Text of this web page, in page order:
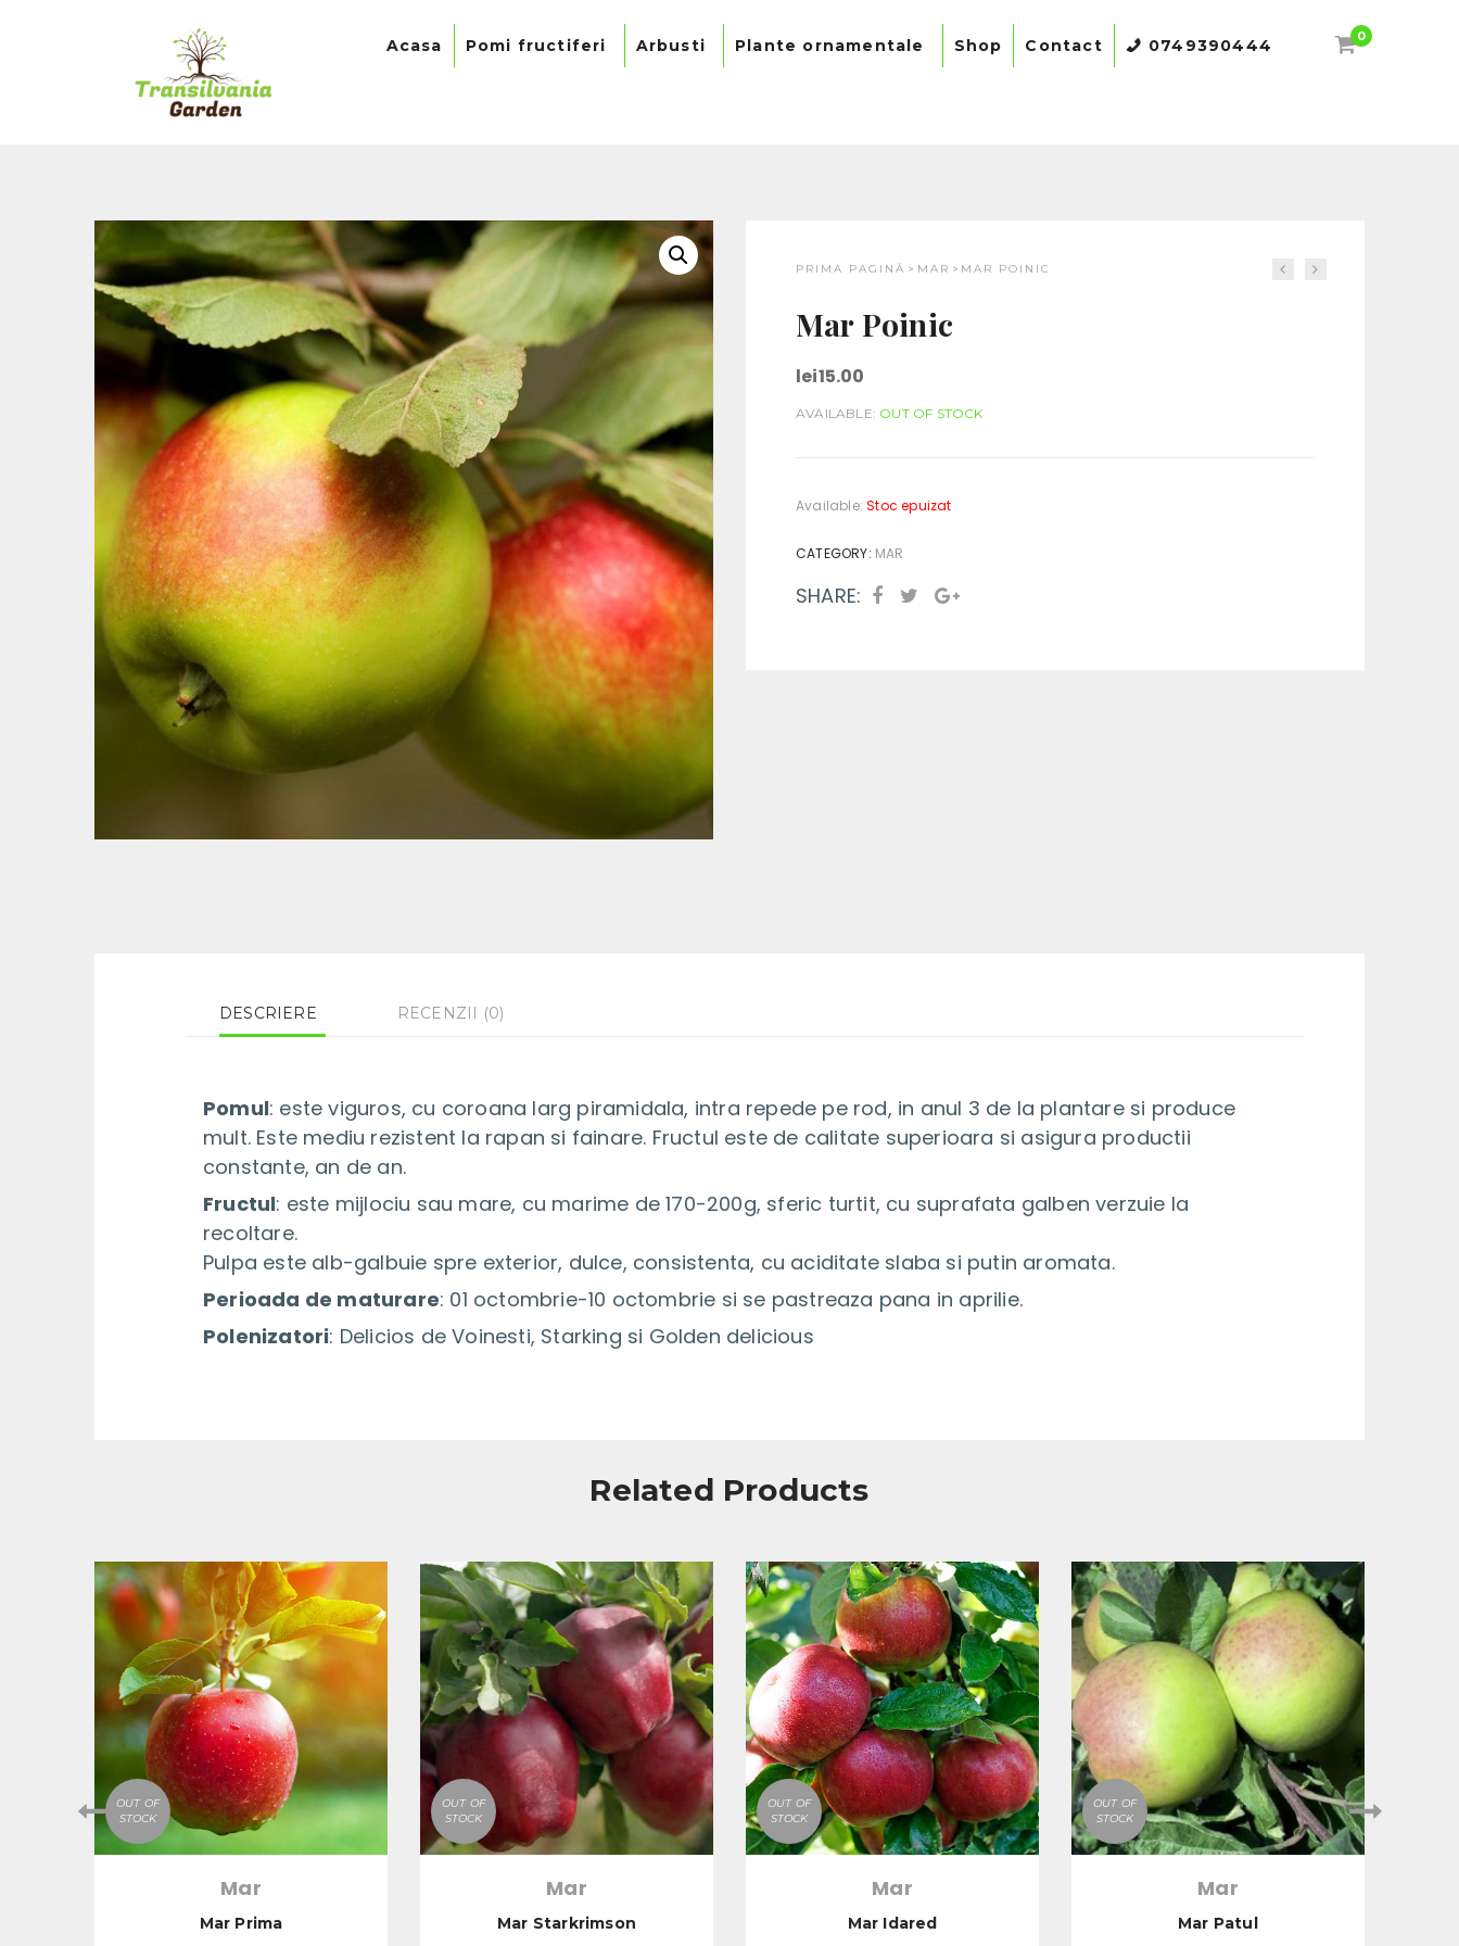
0
Acasa Pomi fructiferi Arbusti Plante ornamentale Shop Contact 0749390444
PRIMA PAGINĂ > MAR > MAR POINIC
Mar Poinic
lei15.00
AVAILABLE: OUT OF STOCK
Available: Stoc epuizat
CATEGORY: MAR
SHARE:
DESCRIERE RECENZII (0)
Pomul: este viguros, cu coroana larg piramidala, intra repede pe rod, in anul 3 de la plantare si produce
mult. Este mediu rezistent la rapan si fainare. Fructul este de calitate superioara si asigura productii
constante, an de an.
Fructul: este mijlociu sau mare, cu marime de 170-200g, sferic turtit, cu suprafata galben verzuie la
recoltare.
Pulpa este alb-galbuie spre exterior, dulce, consistenta, cu aciditate slaba si putin aromata.
Perioada de maturare: 01 octombrie-10 octombrie si se pastreaza pana in aprilie.
Polenizatori: Delicios de Voinesti, Starking si Golden delicious
Related Products
OUT OF
STOCK
Mar
Mar Prima
OUT OF
STOCK
Mar
Mar Starkrimson
OUT OF
STOCK
Mar
Mar Idared
OUT OF
STOCK
Mar
Mar Patul